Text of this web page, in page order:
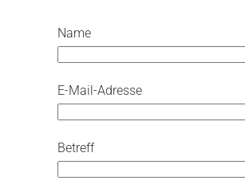
Name
E-Mail-Adresse
Betreff